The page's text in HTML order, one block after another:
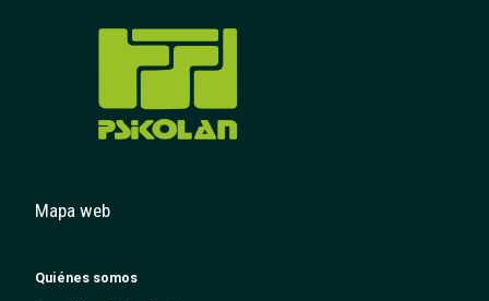
Mapa web
Quiénes somos